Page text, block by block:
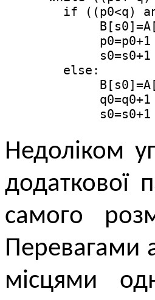
if ((p0<q)
             p0=p0+1
             s0=s0+1
        else:
             q0=q0+1
             s0=s0+1
Недоліком
додаткової
самого
Перевагами
місцями